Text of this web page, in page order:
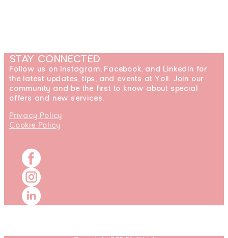
STAY CONNECTED
Follow us on Instagram, Facebook, and LinkedIn for
the latest updates, tips, and events at Yoli. Join our
community and be the first to know about special
offers and new services.
Privacy Policy
Cookie Policy